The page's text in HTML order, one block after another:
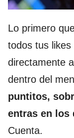
Lo primero
todos tus
directamente
dentro del
puntitos,
entras en los
Cuenta.